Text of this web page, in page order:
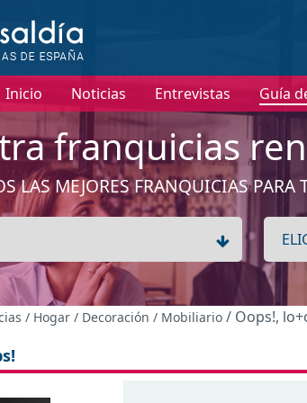
Inicio Noticias Entrevistas Guía
franquicias
LAS MEJORES FRANQUICIAS
/ Hogar / Decoración / Mobiliario / Oops!,
No tenemos información
Ver franquicias de